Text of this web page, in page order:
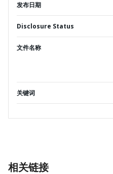
发布日期
Disclosure Status
文件名称
关键词
相关链接